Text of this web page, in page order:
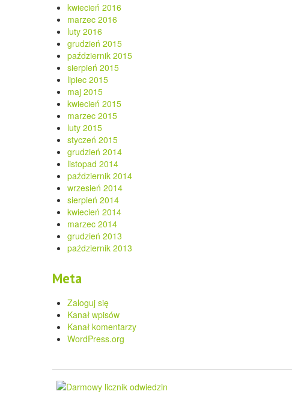
kwiecień 2016
marzec 2016
luty 2016
grudzień 2015
październik 2015
sierpień 2015
lipiec 2015
maj 2015
kwiecień 2015
marzec 2015
luty 2015
styczeń 2015
grudzień 2014
listopad 2014
październik 2014
wrzesień 2014
sierpień 2014
kwiecień 2014
marzec 2014
grudzień 2013
październik 2013
Meta
Zaloguj się
Kanał wpisów
Kanał komentarzy
WordPress.org